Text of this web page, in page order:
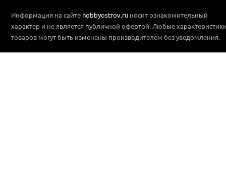
Информация на сайте hobbyostrov.ru носит ознакомительный
характер и не является публичной офертой. Любые
товаров могут быть изменены производителем без уведомления.